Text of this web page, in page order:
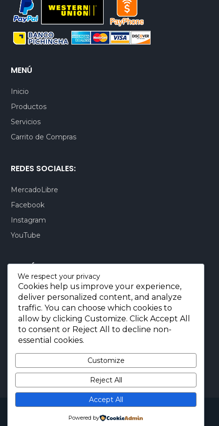
MENÚ
Inicio
Productos
Servicios
Carrito de Compras
REDES SOCIALES:
MercadoLibre
Facebook
Instagram
YouTube
CONTÁCTENOS:
Quito-Ecuador:+593 99 803 7777
Llamadas: +593 99 803 7777
Miami-USA: +1 (872) 295 6069
E-mail.:info@borjaimportaciones.com
Copyright © 2026 BORJA Importaciones. All Rights
Diseñada porBORJA IMPORTACIONES
We respect your privacy
Cookies help us improve your experience,
deliver personalized content, and analyze
traffic. You can choose which cookies to
allow by clicking Customize. Click Accept All
to consent or Reject All
to decline non-
essential cookies.
Customize
Reject All
Accept All
Powered by